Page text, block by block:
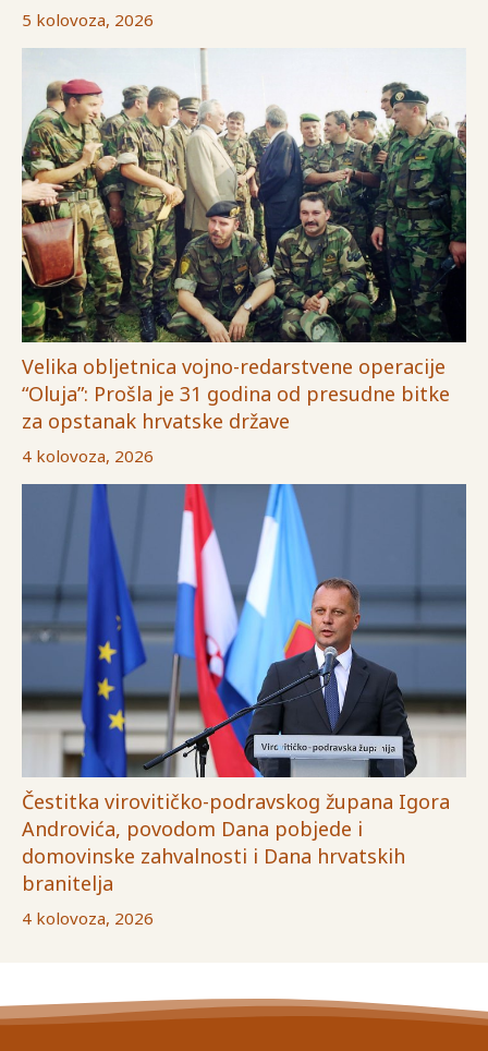
5 kolovoza, 2026
Velika obljetnica vojno-redarstvene operacije
“Oluja”: Prošla je 31 godina od presudne bitke
za opstanak hrvatske države
4 kolovoza, 2026
Čestitka virovitičko-podravskog župana Igora
Androvića, povodom Dana pobjede i
domovinske zahvalnosti i Dana hrvatskih
branitelja
4 kolovoza, 2026